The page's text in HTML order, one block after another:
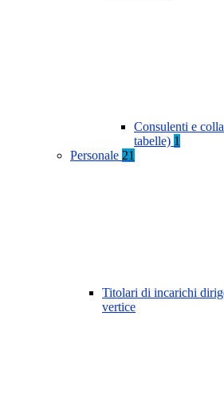
Consulenti e
tabelle) 1
Personale 21
Titolari di incarichi
vertice